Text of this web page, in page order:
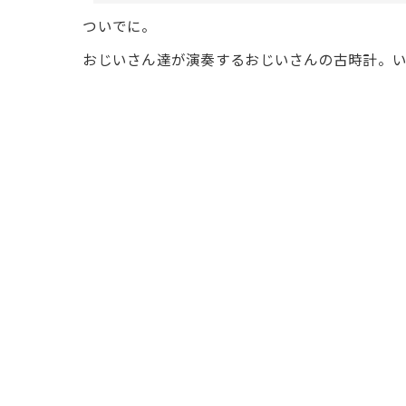
ついでに。
おじいさん達が演奏するおじいさんの古時計。